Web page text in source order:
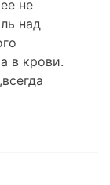
не
над
в крови.
с